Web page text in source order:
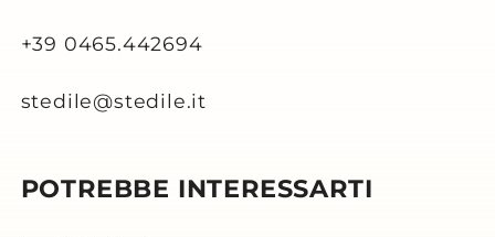
+39 0465.442694
stedile@stedile.it
POTREBBE INTERESSARTI